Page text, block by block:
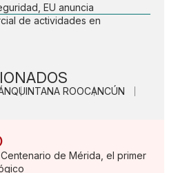
EU anuncia
de actividades en
QUINTANA ROOCANCÚN
de Mérida, el primer